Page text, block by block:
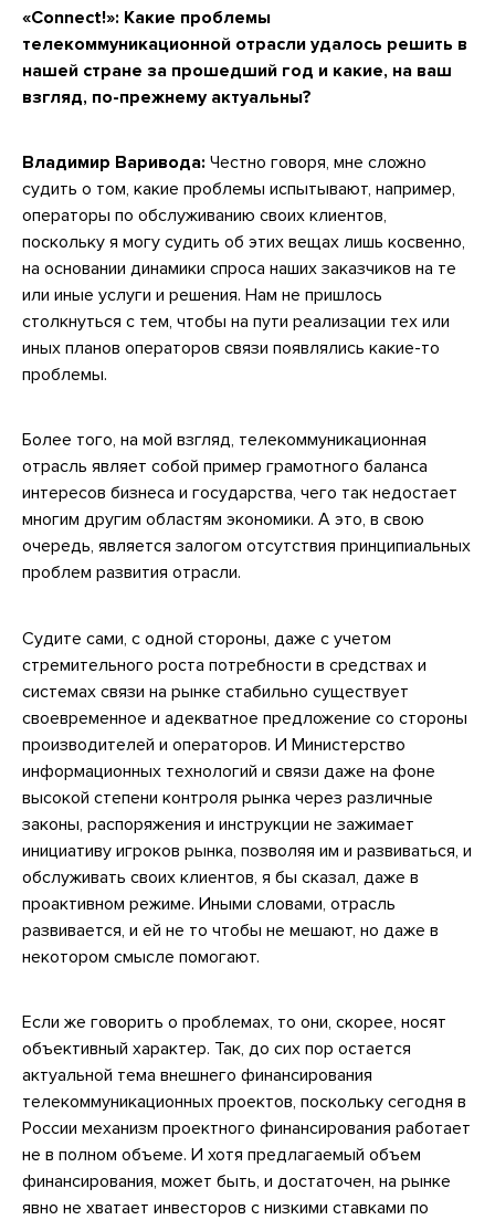
«Connect!»: Какие проблемы
телекоммуникационной отрасли удалось решить в
нашей стране за прошедший год и какие, на ваш
взгляд, по-прежнему актуальны?
Владимир Варивода: Честно говоря, мне сложно
судить о том, какие проблемы испытывают, например,
операторы по обслуживанию своих клиентов,
поскольку я могу судить об этих вещах лишь косвенно,
на основании динамики спроса наших заказчиков на те
или иные услуги и решения. Нам не пришлось
столкнуться с тем, чтобы на пути реализации тех или
иных планов операторов связи появлялись какие-то
проблемы.
Более того, на мой взгляд, телекоммуникационная
отрасль являет собой пример грамотного баланса
интересов бизнеса и государства, чего так недостает
многим другим областям экономики. А это, в свою
очередь, является залогом отсутствия принципиальных
проблем развития отрасли.
Судите сами, с одной стороны, даже с учетом
стремительного роста потребности в средствах и
системах связи на рынке стабильно существует
своевременное и адекватное предложение со стороны
производителей и операторов. И Министерство
информационных технологий и связи даже на фоне
высокой степени контроля рынка через различные
законы, распоряжения и инструкции не зажимает
инициативу игроков рынка, позволяя им и развиваться, и
обслуживать своих клиентов, я бы сказал, даже в
проактивном режиме. Иными словами, отрасль
развивается, и ей не то чтобы не мешают, но даже в
некотором смысле помогают.
Если же говорить о проблемах, то они, скорее, носят
объективный характер. Так, до сих пор остается
актуальной тема внешнего финансирования
телекоммуникационных проектов, поскольку сегодня в
России механизм проектного финансирования работает
не в полном объеме. И хотя предлагаемый объем
финансирования, может быть, и достаточен, на рынке
явно не хватает инвесторов с низкими ставками по